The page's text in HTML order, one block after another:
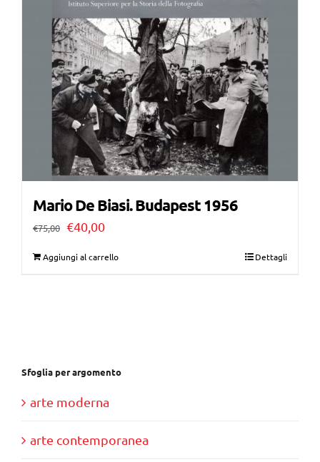
Mario De Biasi. Budapest 1956
€75,00 Il
€40,00Il
Aggiungi al carrello Dettagli
Sfoglia per argomento
arte moderna
arte contemporanea